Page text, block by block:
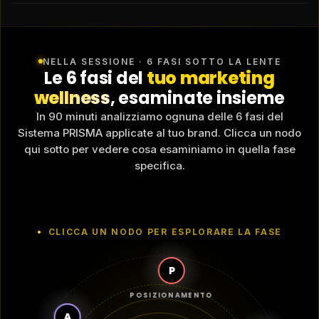
NELLA SESSIONE · 6 FASI SOTTO LA LENTE
Le 6 fasi del tuo marketing
wellness, esaminate insieme
In 90 minuti analizziamo ognuna delle 6 fasi del
Sistema PRISMA applicate al tuo brand. Clicca un nodo
qui sotto per vedere cosa esaminiamo in quella fase
specifica.
CLICCA UN NODO PER ESPLORARE LA FASE
P
POSIZIONAMENTO
A